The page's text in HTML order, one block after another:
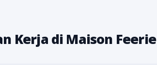
Kerja di Maison Feerie